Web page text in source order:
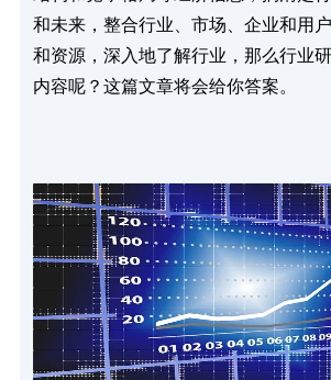
和未来，整合行业、市场、企业和用
和资源，深入地了解行业，那么行业
内容呢？这篇文章将会给你答案。